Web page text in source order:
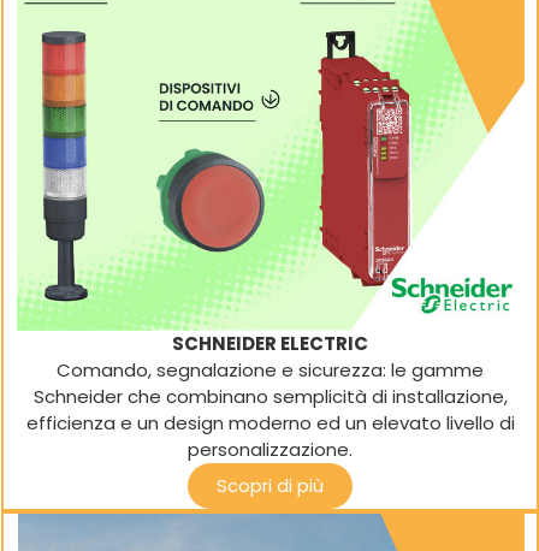
SCHNEIDER ELECTRIC
Comando, segnalazione e sicurezza: le gamme
Schneider che combinano semplicità di installazione,
efficienza e un design moderno ed un elevato livello di
personalizzazione.
Scopri di più